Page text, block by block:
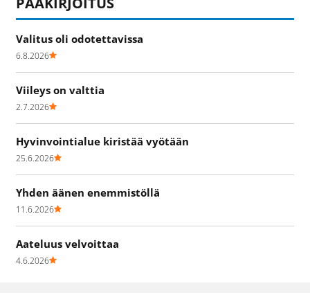
Valitus oli odotettavissa
6.8.2026
Viileys on valttia
2.7.2026
Hyvinvointialue kiristää vyötään
25.6.2026
Yhden äänen enemmistöllä
11.6.2026
Aateluus velvoittaa
4.6.2026